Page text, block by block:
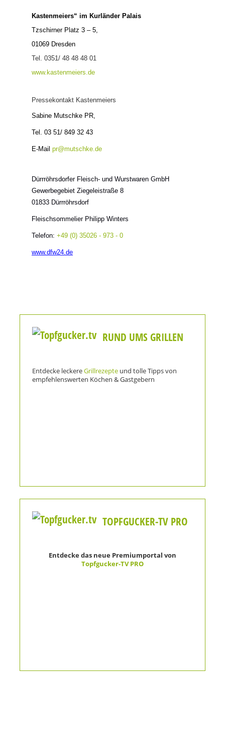
Kastenmeiers“ im Kurländer Palais
Tzschirner Platz 3 – 5,
01069 Dresden
Tel. 0351/ 48 48 48 01
www.kastenmeiers.de
Pressekontakt Kastenmeiers
Sabine Mutschke PR,
Tel. 03 51/ 849 32 43
E-Mail pr@mutschke.de
Dürrröhrsdorfer Fleisch- und Wurstwaren GmbH
Gewerbegebiet Ziegeleistraße 8
01833 Dürrröhrsdorf
Fleischsommelier Philipp Winters
Telefon: +49 (0) 35026 - 973 - 0
www.dfw24.de
RUND UMS GRILLEN
Entdecke leckereGrillrezepte und tolle Tipps von
empfehlenswerten Köchen & Gastgebern
TOPFGUCKER-TV PRO
Entdecke das neue Premiumportal von
Topfgucker-TV PRO